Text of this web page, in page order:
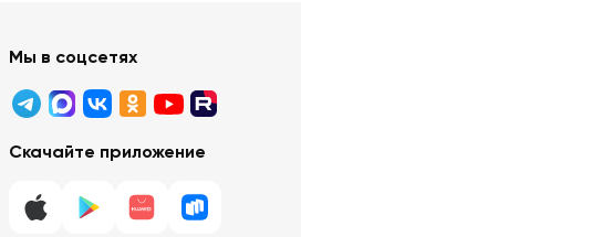
Мы в соцсетях
Скачайте приложение